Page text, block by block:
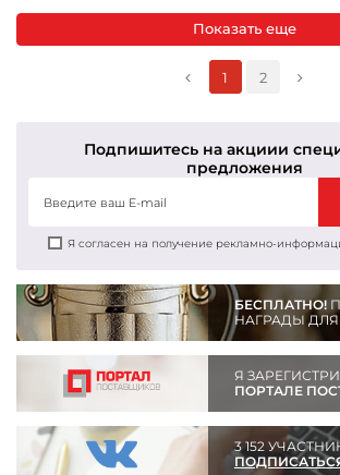
Показать еще
1 2
Подпишитесь на акциии
предложения
Я согласен на получение рекламно-
БЕСПЛАТНО!
НАГРАДЫ ДЛЯ
Я
ПОРТАЛЕ
3 152